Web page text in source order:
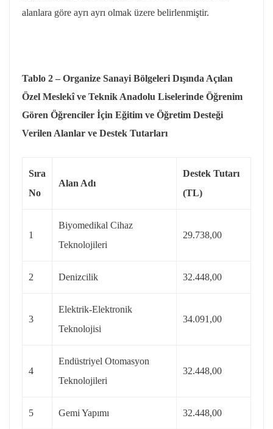
alanlara göre ayrı ayrı olmak üzere belirlenmiştir.
Tablo 2 – Organize Sanayi Bölgeleri Dışında Açılan
Özel Meslekî ve Teknik Anadolu Liselerinde Öğrenim
Gören Öğrenciler İçin Eğitim ve Öğretim Desteği
Verilen Alanlar ve Destek Tutarları
Sıra
No
Alan Adı
Destek Tutarı
(TL)
1
Biyomedikal Cihaz
Teknolojileri
29.738,00
2 Denizcilik 32.448,00
3
Elektrik-Elektronik
Teknolojisi
34.091,00
4
Endüstriyel Otomasyon
Teknolojileri
32.448,00
5 Gemi Yapımı 32.448,00